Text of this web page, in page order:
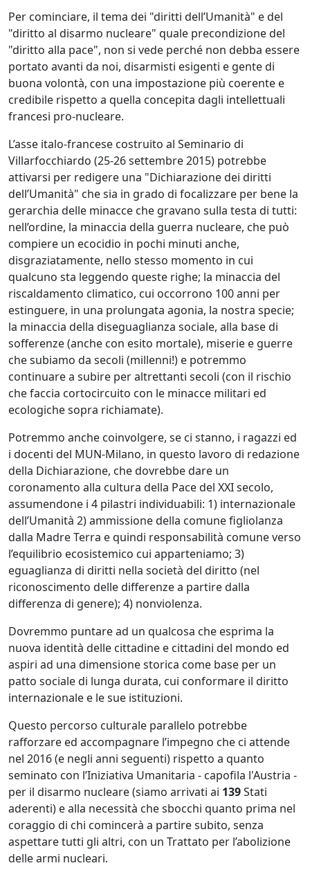
Per cominciare, il tema dei "diritti dell’Umanità" e del
"diritto al disarmo nucleare" quale precondizione del
"diritto alla pace", non si vede perché non debba essere
portato avanti da noi, disarmisti esigenti e gente di
buona volontà, con una impostazione più coerente e
credibile rispetto a quella concepita dagli intellettuali
francesi pro-nucleare.
L’asse italo-francese costruito al Seminario di
Villarfocchiardo (25-26 settembre 2015) potrebbe
attivarsi per redigere una "Dichiarazione dei diritti
dell’Umanità" che sia in grado di focalizzare per bene la
gerarchia delle minacce che gravano sulla testa di tutti:
nell’ordine, la minaccia della guerra nucleare, che può
compiere un ecocidio in pochi minuti anche,
disgraziatamente, nello stesso momento in cui
qualcuno sta leggendo queste righe; la minaccia del
riscaldamento climatico, cui occorrono 100 anni per
estinguere, in una prolungata agonia, la nostra specie;
la minaccia della diseguaglianza sociale, alla base di
sofferenze (anche con esito mortale), miserie e guerre
che subiamo da secoli (millenni!) e potremmo
continuare a subire per altrettanti secoli (con il rischio
che faccia cortocircuito con le minacce militari ed
ecologiche sopra richiamate).
Potremmo anche coinvolgere, se ci stanno, i ragazzi ed
i docenti del MUN-Milano, in questo lavoro di redazione
della Dichiarazione, che dovrebbe dare un
coronamento alla cultura della Pace del XXI secolo,
assumendone i 4 pilastri individuabili: 1) internazionale
dell’Umanità 2) ammissione della comune figliolanza
dalla Madre Terra e quindi responsabilità comune verso
l’equilibrio ecosistemico cui apparteniamo; 3)
eguaglianza di diritti nella società del diritto (nel
riconoscimento delle differenze a partire dalla
differenza di genere); 4) nonviolenza.
Dovremmo puntare ad un qualcosa che esprima la
nuova identità delle cittadine e cittadini del mondo ed
aspiri ad una dimensione storica come base per un
patto sociale di lunga durata, cui conformare il diritto
internazionale e le sue istituzioni.
Questo percorso culturale parallelo potrebbe
rafforzare ed accompagnare l’impegno che ci attende
nel 2016 (e negli anni seguenti) rispetto a quanto
seminato con l’Iniziativa Umanitaria - capofila l'Austria -
per il disarmo nucleare (siamo arrivati ai 139Stati
aderenti) e alla necessità che sbocchi quanto prima nel
coraggio di chi comincerà a partire subito, senza
aspettare tutti gli altri, con un Trattato per l’abolizione
delle armi nucleari.